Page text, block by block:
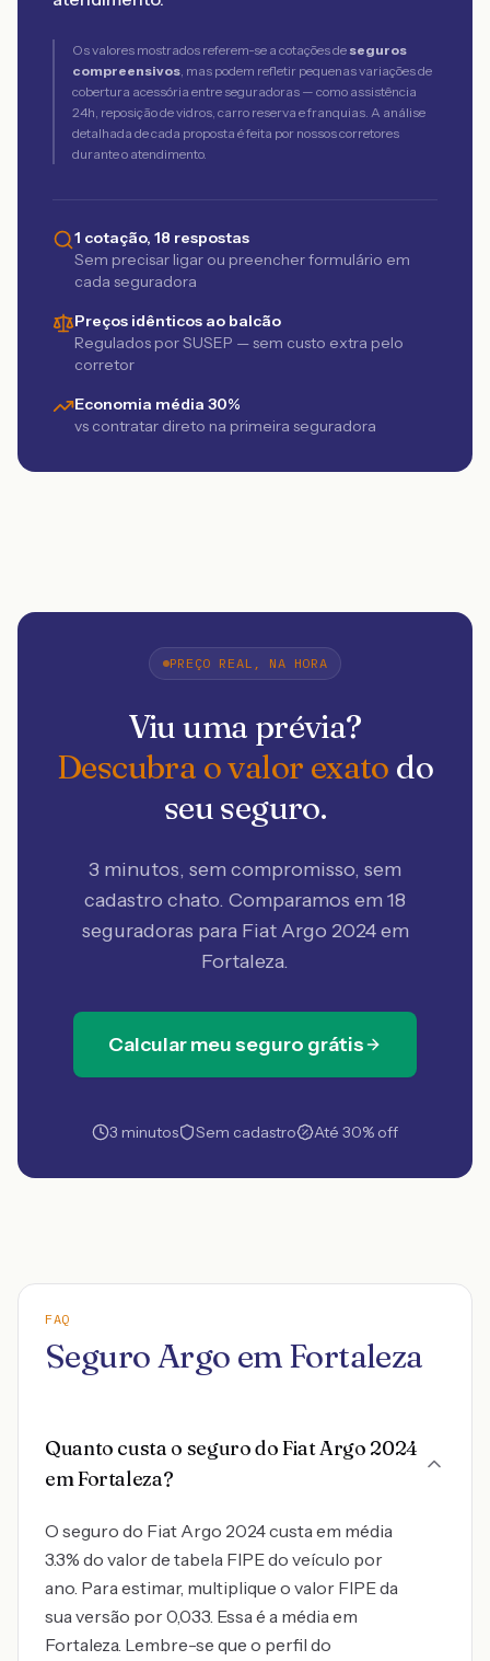
Os valores mostrados referem-se a cotações de seguros
compreensivos, mas podem refletir pequenas variações de
cobertura acessória entre seguradoras — como assistência
24h, reposição de vidros, carro reserva e franquias. A análise
detalhada de cada proposta é feita por nossos corretores
durante o atendimento.
1 cotação, 18 respostas
Sem precisar ligar ou preencher formulário em
cada seguradora
Preços idênticos ao balcão
Regulados por SUSEP — sem custo extra pelo
corretor
Economia média 30%
vs contratar direto na primeira seguradora
PREÇO REAL, NA HORA
Viu uma prévia?
Descubra o valor exato do
seu seguro.
3 minutos, sem compromisso, sem
cadastro chato. Comparamos em 18
seguradoras para Fiat Argo 2024 em
Fortaleza.
Calcular meu seguro grátis
3 minutos Sem cadastro Até 30% off
FAQ
Seguro Argo em Fortaleza
Quanto custa o seguro do Fiat Argo 2024
em Fortaleza?
O seguro do Fiat Argo 2024 custa em média
3.3% do valor de tabela FIPE do veículo por
ano. Para estimar, multiplique o valor FIPE da
sua versão por 0,033. Essa é a média em
Fortaleza. Lembre-se que o perfil do